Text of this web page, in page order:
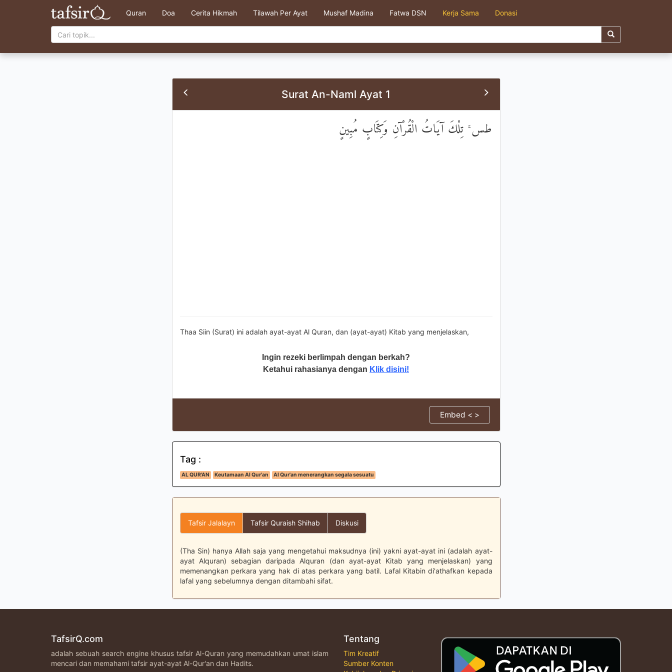
Quran Doa Cerita Hikmah Tilawah Per Ayat Mushaf Madina Fatwa DSN Kerja Sama Donasi
Surat An-Naml Ayat 1
طس ۚ تِلْكَ آيَاتُ الْقُرْآنِ وَكِتَابٍ مُبِينٍ
Thaa Siin (Surat) ini adalah ayat-ayat Al Quran, dan (ayat-ayat) Kitab yang menjelaskan,
Ingin rezeki berlimpah dengan berkah?
Ketahui rahasianya dengan Klik disini!
Embed < >
Tag :
AL QUR'AN Keutamaan Al Qur'an Al Qur'an menerangkan segala sesuatu
Tafsir Jalalayn Tafsir Quraish Shihab Diskusi
(Tha Sin) hanya Allah saja yang mengetahui maksudnya (ini) yakni ayat-ayat ini (adalah ayat-
ayat Alquran) sebagian daripada Alquran (dan ayat-ayat Kitab yang menjelaskan) yang
memenangkan perkara yang hak di atas perkara yang batil. Lafal Kitabin di'athafkan kepada
lafal yang sebelumnya dengan ditambahi sifat.
TafsirQ.com
adalah sebuah search engine khusus tafsir Al-Quran yang memudahkan umat islam
mencari dan memahami tafsir ayat-ayat Al-Qur'an dan Hadits.
Tentang
Tim Kreatif
Sumber Konten